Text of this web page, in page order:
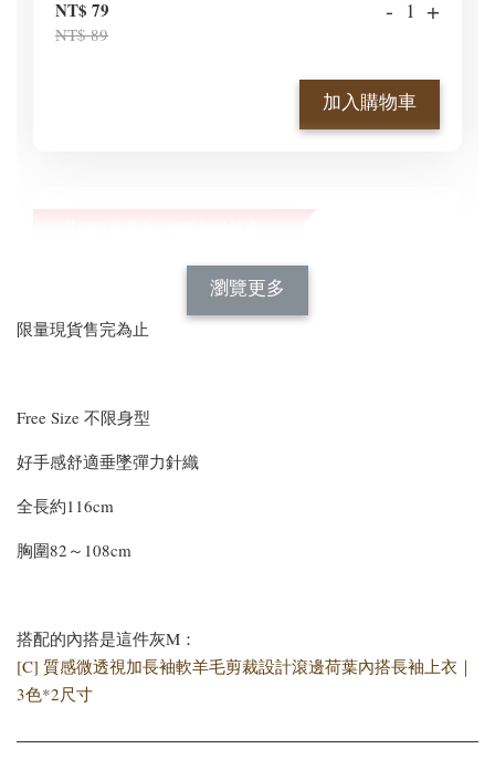
NT$ 79
NT$ 89
- +
加入購物車
[C] 特惠免運✨890等級
搭深圓方領正肩短袖上
NT$ 523
NT$ 588
- +NT$ 523 - +
瀏覽更多
限量現貨售完為止
Free Size 不限身型
好手感舒適垂墜彈力針織
全長約116cm
胸圍82～108cm
搭配的內搭是這件灰M：
[C] 質感微透視加長袖軟羊毛剪裁設計滾邊荷葉內搭長袖上衣｜
3色*2尺寸